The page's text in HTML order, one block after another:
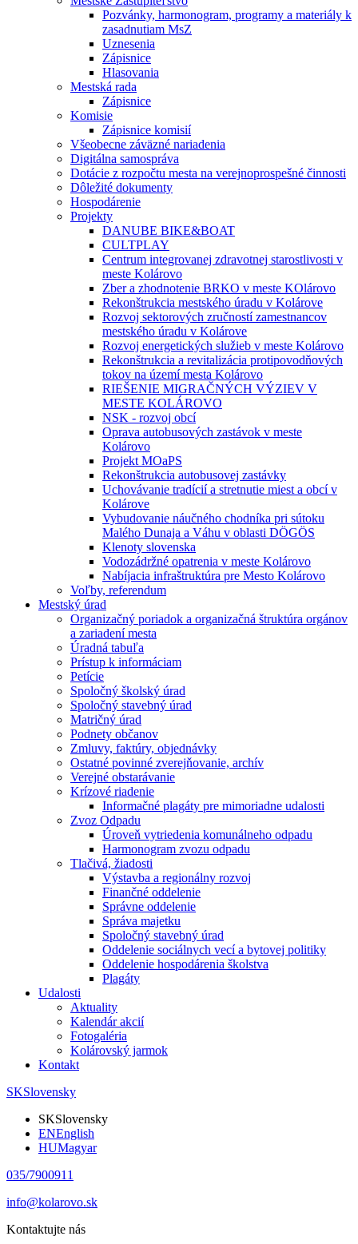
Pozvánky, harmonogram, programy a materiály k
zasadnutiam MsZ
Uznesenia
Zápisnice
Hlasovania
Mestská rada
Zápisnice
Komisie
Zápisnice komisií
Všeobecne záväzné nariadenia
Digitálna samospráva
Dotácie z rozpočtu mesta na verejnoprospešné činnosti
Dôležité dokumenty
Hospodárenie
Projekty
DANUBE BIKE&BOAT
CULTPLAY
Centrum integrovanej zdravotnej starostlivosti v
meste Kolárovo
Zber a zhodnotenie BRKO v meste KOlárovo
Rekonštrukcia mestského úradu v Kolárove
Rozvoj sektorových zručností zamestnancov
mestského úradu v Kolárove
Rozvoj energetických služieb v meste Kolárovo
Rekonštrukcia a revitalizácia protipovodňových
tokov na území mesta Kolárovo
RIEŠENIE MIGRAČNÝCH VÝZIEV V
MESTE KOLÁROVO
NSK - rozvoj obcí
Oprava autobusových zastávok v meste
Kolárovo
Projekt MOaPS
Rekonštrukcia autobusovej zastávky
Uchovávanie tradícií a stretnutie miest a obcí v
Kolárove
Vybudovanie náučného chodníka pri sútoku
Malého Dunaja a Váhu v oblasti DÖGÖS
Klenoty slovenska
Vodozádržné opatrenia v meste Kolárovo
Nabíjacia infraštruktúra pre Mesto Kolárovo
Voľby, referendum
Mestský úrad
Organizačný poriadok a organizačná štruktúra orgánov
a zariadení mesta
Úradná tabuľa
Prístup k informáciam
Petície
Spoločný školský úrad
Spoločný stavebný úrad
Matričný úrad
Podnety občanov
Zmluvy, faktúry, objednávky
Ostatné povinné zverejňovanie, archív
Verejné obstarávanie
Krízové riadenie
Informačné plagáty pre mimoriadne udalosti
Zvoz Odpadu
Úroveň vytriedenia komunálneho odpadu
Harmonogram zvozu odpadu
Tlačivá, žiadosti
Výstavba a regionálny rozvoj
Finančné oddelenie
Správne oddelenie
Správa majetku
Spoločný stavebný úrad
Oddelenie sociálnych vecí a bytovej politiky
Oddelenie hospodárenia školstva
Plagáty
Udalosti
Aktuality
Kalendár akcií
Fotogaléria
Kolárovský jarmok
Kontakt
SKSlovensky
SKSlovensky
ENEnglish
HUMagyar
035/7900911
info@kolarovo.sk
Kontaktujte nás